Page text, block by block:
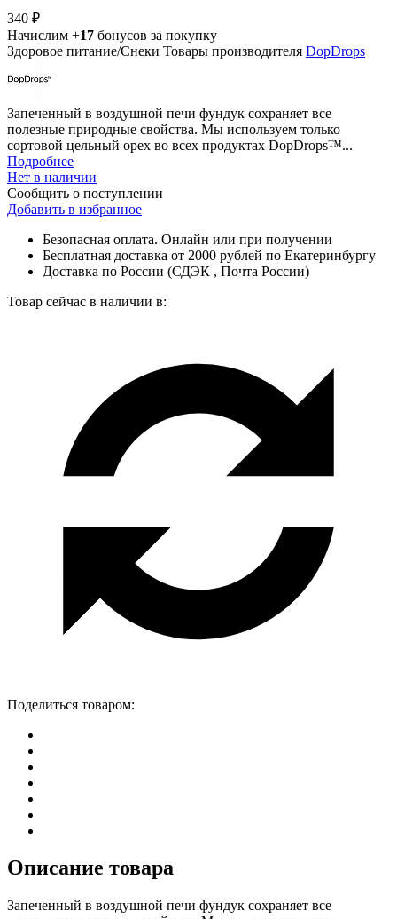
340 ₽
Начислим +17 бонусов за покупку
Здоровое питание/Снеки Товары производителя DopDrops
Запеченный в воздушной печи фундук сохраняет все
полезные природные свойства. Мы используем только
сортовой цельный орех во всех продуктах DopDrops™...
Подробнее
Нет в наличии
Сообщить о поступлении
Добавить в избранное
Безопасная оплата. Онлайн или при получении
Бесплатная доставка от 2000 рублей по Екатеринбургу
Доставка по России (СДЭК , Почта России)
Товар сейчас в наличии в:
Поделиться товаром:
Описание товара
Запеченный в воздушной печи фундук сохраняет все